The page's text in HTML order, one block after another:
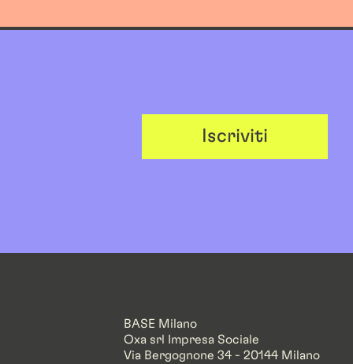
Iscriviti
BASE Milano
Oxa srl Impresa Sociale
Via Bergognone 34 - 20144 Milano